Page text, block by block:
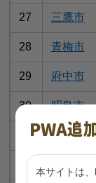
27 三鷹市
28 青梅市
29 府中市
30 昭島市
31 調布市
32
PWA追
本サイトは、